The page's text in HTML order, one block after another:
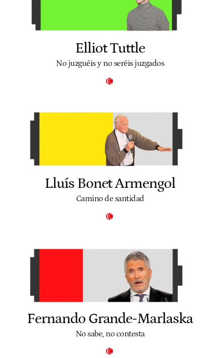
Elliot Tuttle
No juzguéis y no seréis juzgados
Lluís Bonet Armengol
Camino de santidad
Fernando Grande-Marlaska
No sabe, no contesta